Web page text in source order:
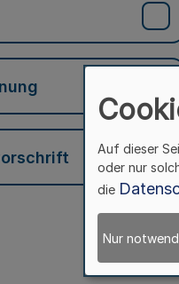
Auf dieser
oder nur
die
Nur